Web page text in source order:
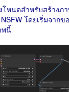
โหนดสำหรับสร้างภ
โดยเริ่มจาก
พนี้